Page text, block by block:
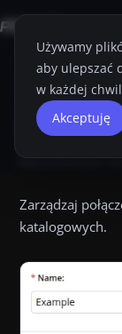
Strona główna
LDAP
Zaktualizowano:
Zarządzaj
katalogowych.
Używamy
aby ulepszać
w każdej
Akceptuję